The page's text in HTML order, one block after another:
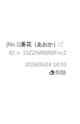
[No.1]蒼花（あおか）
ID:≫ 15ZZhWW60Fvc2
2026/05/24 14:03
削除